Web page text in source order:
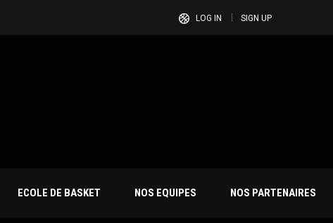
LOG IN SIGN UP
ECOLE DE BASKET NOS EQUIPES NOS PARTENAIRES